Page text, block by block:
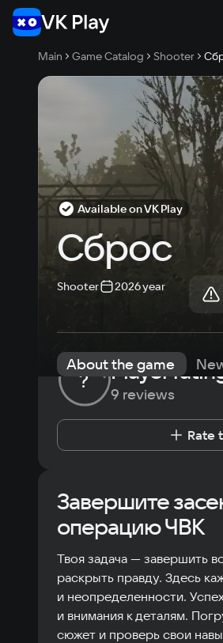
Main Game Catalog Shooter
Available on VK Play
Сброс
Shooter 2026 year
About the game
? Player
9 reviews
Rate
Завершите
операцию ЧВК
Твоя задача — завершить
раскрыть правду. Здесь
и неопределенности.
и внимания к деталям.
сюжет и проверь свои